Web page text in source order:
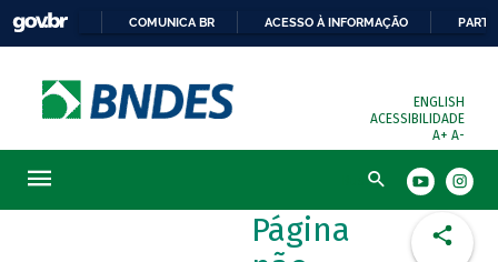
COMUNICA BR ACESSO À INFORMAÇÃO
ENGLISH
ACESSIBILIDADE
A+ A-
Busca
Página